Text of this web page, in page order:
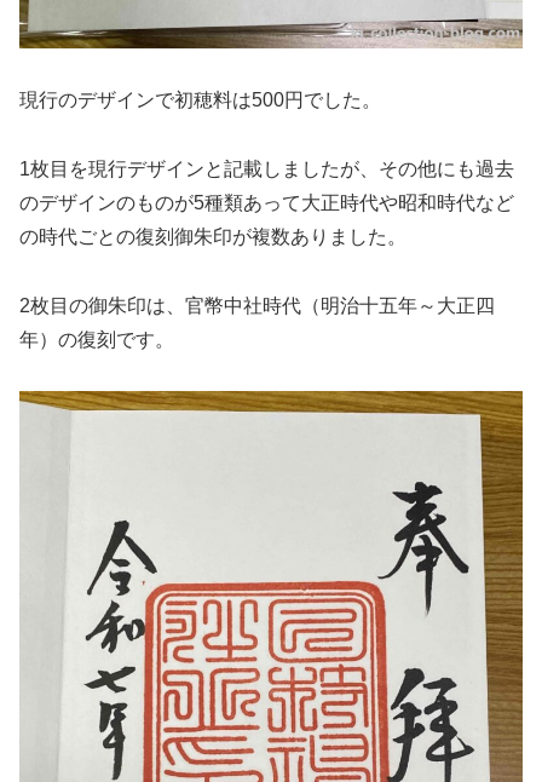
現行のデザインで初穂料は500円でした。
1枚目を現行デザインと記載しましたが、その他にも過去
のデザインのものが5種類あって大正時代や昭和時代など
の時代ごとの復刻御朱印が複数ありました。
2枚目の御朱印は、官幣中社時代（明治十五年～大正四
年）の復刻です。